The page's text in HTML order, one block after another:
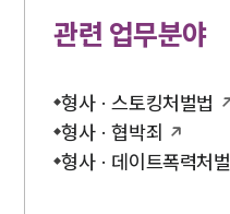
관련 업무분야
형사 · 스토킹처벌법
형사 · 협박죄
형사 · 데이트폭력처벌